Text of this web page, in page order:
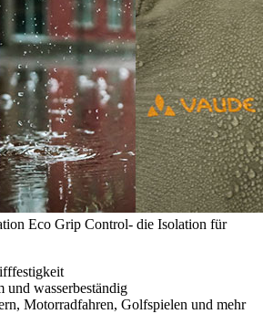
Eco Grip Control- die Isolation für
und wasserbeständig
Motorradfahren, Golfspielen und mehr